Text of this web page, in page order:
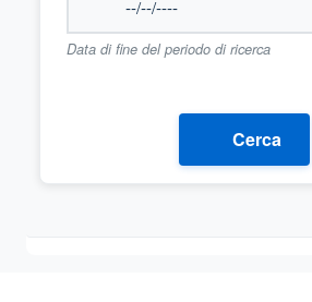
Data di fine del periodo di ricerca
Cerca